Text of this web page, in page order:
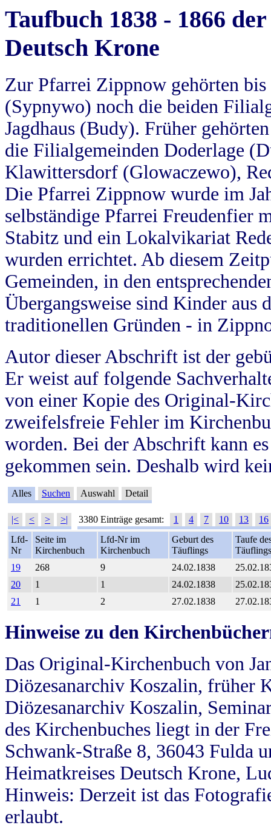
Taufbuch 1838 - 1866
Deutsch Krone
Zur Pfarrei Zippnow gehörten
(Sypnywo) noch die beiden
Jagdhaus (Budy). Früher
die Filialgemeinden Doderlage
Klawittersdorf (Glowaczewo),
Die Pfarrei Zippnow wurde im
selbständige Pfarrei Freudenfier
Stabitz und ein Lokalvikariat
wurden errichtet. Ab diesem
Gemeinden, in den
Übergangsweise sind Kinder aus
traditionellen Gründen - in
Autor dieser Abschrift ist der
Er weist auf folgende
von einer Kopie des Original-
zweifelsfreie Fehler im
worden. Bei der Abschrift kann
gekommen sein. Deshalb wird
Alles Suchen Auswahl Detail
|< < > >| 3380 Einträge gesamt: 1 4 7 10 13
16
Lfd-
Nr
Seite im
Kirchenbuch
Lfd-Nr im
Kirchenbuch
Geburt des
Täuflings
Taufe
Täuflings
19
268 9 24.02.1838
20
1 1 24.02.1838
21
1 2 27.02.1838
Hinweise zu den
Das Original-Kirchenbuch von
Diözesanarchiv Koszalin, früher
Diözesanarchiv Koszalin,
des Kirchenbuches liegt in der
Schwank-Straße 8, 36043 Fulda
Heimatkreises Deutsch Krone,
Hinweis: Derzeit ist das
erlaubt.